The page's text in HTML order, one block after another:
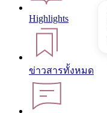
Highlights
ข่าวสารทั้งหมด